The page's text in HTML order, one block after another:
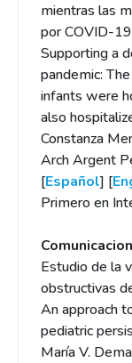
mientras las
por COVID-19
Supporting a
pandemic:
infants were
also
Constanza
Arch Argent
[Español] [
Primero en
Estudio de la
obstructivas
An approach
pediatric
María V.